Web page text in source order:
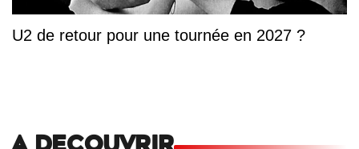
U2 de retour pour une tournée en 2027 ?